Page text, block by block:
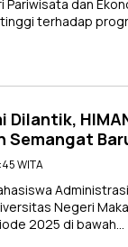
Pariwisata dan
terhadap
Semangat
WITA
Negeri
2025 di bawah…